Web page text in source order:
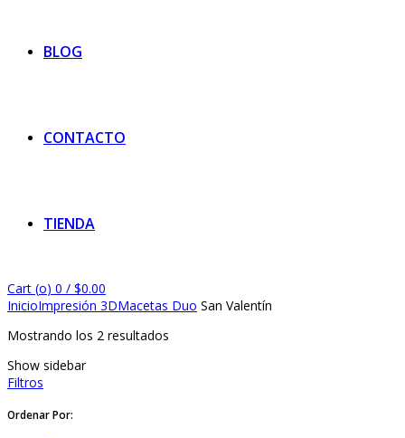
BLOG
CONTACTO
TIENDA
Cart (o) 0 / $0.00
InicioImpresión 3DMacetas Duo San Valentín
Mostrando los 2 resultados
Show sidebar
Filtros
Ordenar Por: